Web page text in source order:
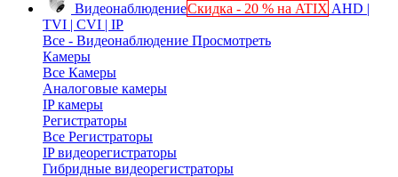
ВидеонаблюдениеСкидка - 20 % на ATIX AHD |
TVI | CVI | IP
Все - Видеонаблюдение Просмотреть
Камеры
Все Камеры
Аналоговые камеры
IP камеры
Регистраторы
Все Регистраторы
IP видеорегистраторы
Гибридные видеорегистраторы